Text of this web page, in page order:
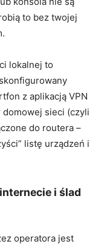
to bez twojej
lokalnej to
z aplikacją VPN
sieci (czyli
do routera –
listę urządzeń i
i ślad
operatora jest